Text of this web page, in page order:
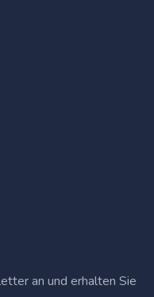
an und erhalten Sie